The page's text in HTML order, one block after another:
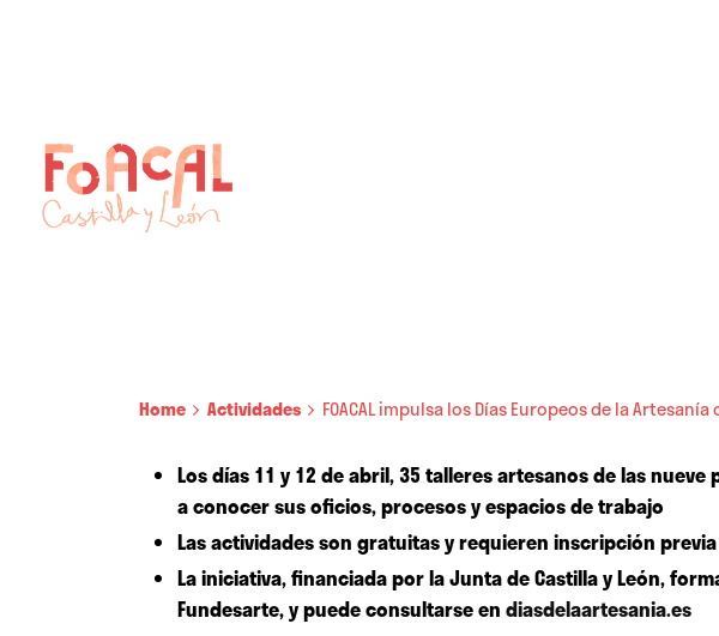
Home Actividades FOACAL impulsa los Días Europeos de la
Los días 11 y 12 de abril, 35 talleres artesanos de las
a conocer sus oficios, procesos y espacios de trabajo
Las actividades son gratuitas y requieren inscripción
La iniciativa, financiada por la Junta de Castilla y León,
Fundesarte, y puede consultarse en diasdelaartesania.es